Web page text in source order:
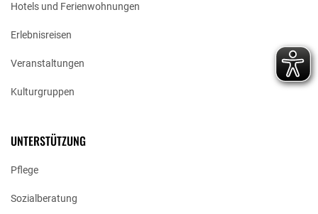
Hotels und Ferienwohnungen
Erlebnisreisen
Veranstaltungen
Kulturgruppen
UNTERSTÜTZUNG
Pflege
Sozialberatung